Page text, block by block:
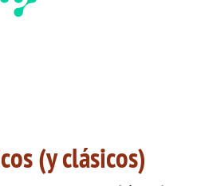
(y clásicos)